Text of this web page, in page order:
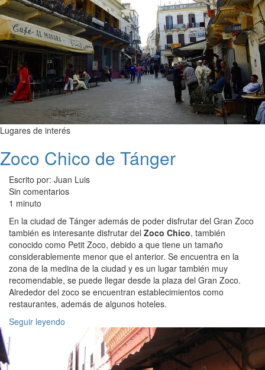
Lugares de interés
Zoco Chico de Tánger
Escrito por: Juan Luis
Sin comentarios
1 minuto
En la ciudad de Tánger además de poder disfrutar del Gran Zoco
también es interesante disfrutar del Zoco Chico, también
conocido como Petit Zoco, debido a que tiene un tamaño
considerablemente menor que el anterior. Se encuentra en la
zona de la medina de la ciudad y es un lugar también muy
recomendable, se puede llegar desde la plaza del Gran Zoco.
Alrededor del zoco se encuentran establecimientos como
restaurantes, además de algunos hoteles.
Seguir leyendo